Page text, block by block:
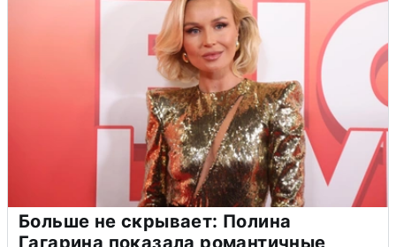
Больше не скрывает: Полина
Гагарина показала романтичные